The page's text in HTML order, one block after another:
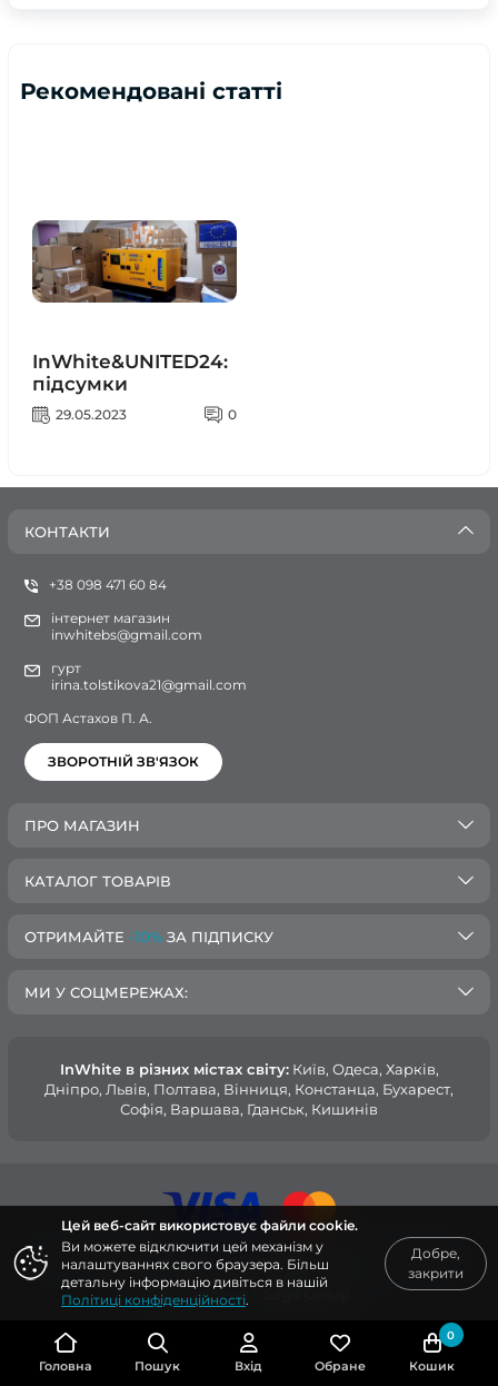
Головна Пошук Вхід Обране
0
Кошик
Рекомендовані статті
InWhite&UNITED24:
підсумки
29.05.2023 0
КОНТАКТИ
+38 098 471 60 84
інтернет магазин
inwhitebs@gmail.com
гурт
irina.tolstikova21@gmail.com
ФОП Астахов П. А.
ЗВОРОТНІЙ ЗВ'ЯЗОК
ПРО МАГАЗИН
КАТАЛОГ ТОВАРІВ
ОТРИМАЙТЕ -10% ЗА ПІДПИСКУ
МИ У СОЦМЕРЕЖАХ:
InWhite в різних містах світу:Київ, Одеса, Харків,
Дніпро, Львів, Полтава, Вінниця, Констанца, Бухарест,
Софія, Варшава, Гданськ, Кишинів
© 2015 — 2026, Інтернет-магазин медичного одягу InWhite.
Сайт створено в
Цей веб-сайт використовує файли cookie.
Ви можете відключити цей механізм у
налаштуваннях свого браузера. Більш
детальну інформацію дивіться в нашій
Політиці конфіденційності.
Добре,
закрити